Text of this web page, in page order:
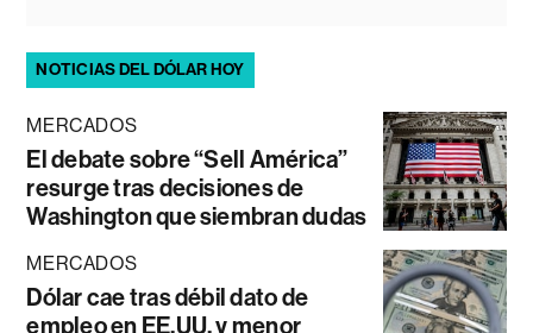
NOTICIAS DEL DÓLAR HOY
MERCADOS
El debate sobre “Sell América”
resurge tras decisiones de
Washington que siembran dudas
MERCADOS
Dólar cae tras débil dato de
empleo en EE.UU. y menor